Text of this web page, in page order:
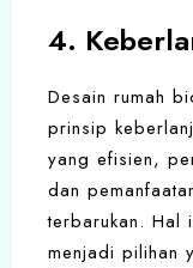
4.
Desain rumah
prinsip
yang efisien,
dan
terbarukan. Hal
menjadi pilihan